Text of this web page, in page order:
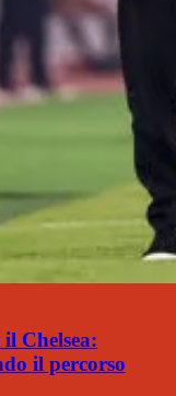
Chelsea:
il percorso